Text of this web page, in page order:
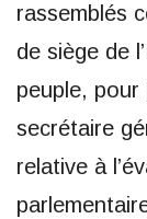
rassemblés
de siège de
peuple,
secrétaire
relative à